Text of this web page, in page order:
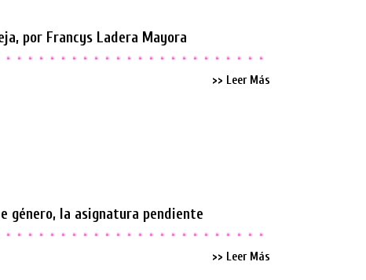
por Francys Ladera Mayora
>> Leer Más
género, la asignatura pendiente
>> Leer Más